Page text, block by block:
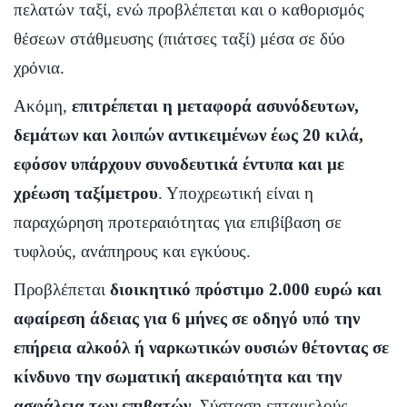
πελατών ταξί, ενώ προβλέπεται και ο καθορισμός
θέσεων στάθμευσης (πιάτσες ταξί) μέσα σε δύο
χρόνια.
Ακόμη, επιτρέπεται η μεταφορά ασυνόδευτων,
δεμάτων και λοιπών αντικειμένων έως 20 κιλά,
εφόσον υπάρχουν συνοδευτικά έντυπα και με
χρέωση ταξίμετρου. Υποχρεωτική είναι η
παραχώρηση προτεραιότητας για επιβίβαση σε
τυφλούς, ανάπηρους και εγκύους.
Προβλέπεται διοικητικό πρόστιμο 2.000 ευρώ και
αφαίρεση άδειας για 6 μήνες σε οδηγό υπό την
επήρεια αλκοόλ ή ναρκωτικών ουσιών θέτοντας σε
κίνδυνο την σωματική ακεραιότητα και την